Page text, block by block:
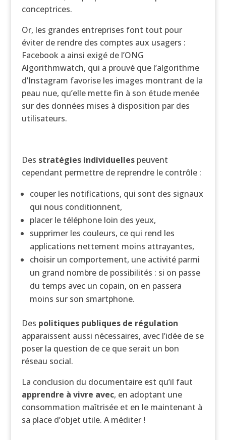
conceptrices.
Or, les grandes entreprises font tout pour
éviter de rendre des comptes aux usagers :
Facebook a ainsi exigé de l’ONG
Algorithmwatch, qui a prouvé que l’algorithme
d’Instagram favorise les images montrant de la
peau nue, qu’elle mette fin à son étude menée
sur des données mises à disposition par des
utilisateurs.
Des stratégies individuellespeuvent
cependant permettre de reprendre le contrôle :
couper les notifications, qui sont des signaux
qui nous conditionnent,
placer le téléphone loin des yeux,
supprimer les couleurs, ce qui rend les
applications nettement moins attrayantes,
choisir un comportement, une activité parmi
un grand nombre de possibilités : si on passe
du temps avec un copain, on en passera
moins sur son smartphone.
Des politiques publiques de régulation
apparaissent aussi nécessaires, avec l’idée de se
poser la question de ce que serait un bon
réseau social.
La conclusion du documentaire est qu’il faut
apprendre à vivre avec, en adoptant une
consommation maîtrisée et en le maintenant à
sa place d’objet utile. A méditer !